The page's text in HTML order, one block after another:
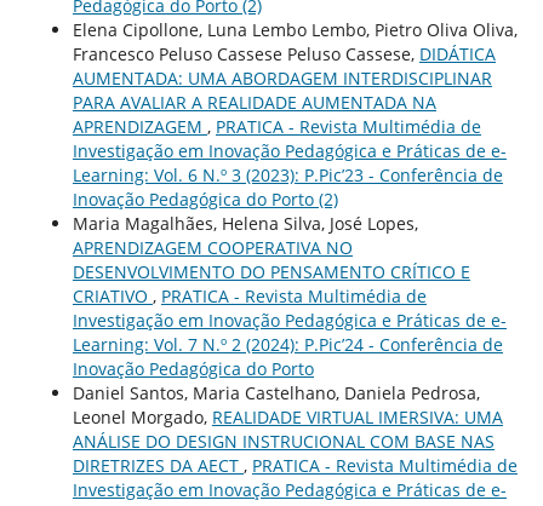
Pedagógica do Porto (2)
Elena Cipollone, Luna Lembo Lembo, Pietro Oliva Oliva,
Francesco Peluso Cassese Peluso Cassese, DIDÁTICA
AUMENTADA: UMA ABORDAGEM INTERDISCIPLINAR
PARA AVALIAR A REALIDADE AUMENTADA NA
APRENDIZAGEM , PRATICA - Revista Multimédia de
Investigação em Inovação Pedagógica e Práticas de e-
Learning: Vol. 6 N.º 3 (2023): P.Pic’23 - Conferência de
Inovação Pedagógica do Porto (2)
Maria Magalhães, Helena Silva, José Lopes,
APRENDIZAGEM COOPERATIVA NO
DESENVOLVIMENTO DO PENSAMENTO CRÍTICO E
CRIATIVO , PRATICA - Revista Multimédia de
Investigação em Inovação Pedagógica e Práticas de e-
Learning: Vol. 7 N.º 2 (2024): P.Pic’24 - Conferência de
Inovação Pedagógica do Porto
Daniel Santos, Maria Castelhano, Daniela Pedrosa,
Leonel Morgado, REALIDADE VIRTUAL IMERSIVA: UMA
ANÁLISE DO DESIGN INSTRUCIONAL COM BASE NAS
DIRETRIZES DA AECT , PRATICA - Revista Multimédia de
Investigação em Inovação Pedagógica e Práticas de e-